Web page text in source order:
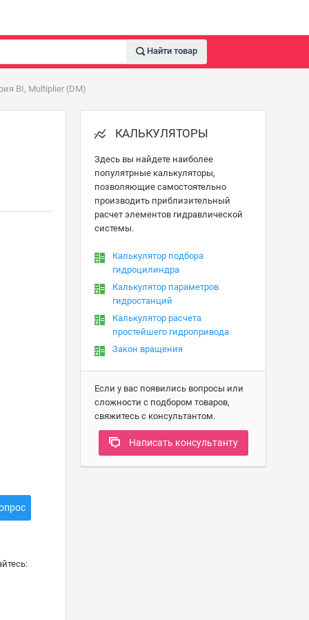
Найти товар
BI, Multiplier (DM)
КАЛЬКУЛЯТОРЫ
Здесь вы найдете наиболее
популятрные калькуляторы,
позволяющие самостоятельно
производить приблизительный
расчет элементов гидравлической
системы.
Калькулятор подбора
гидроцилиндра
Калькулятор параметров
гидростанций
Калькулятор расчета
простейшего гидропривода
Закон вращения
Если у вас появились вопросы или
сложности с подбором товаров,
свяжитесь с консультантом.
Написать консультанту